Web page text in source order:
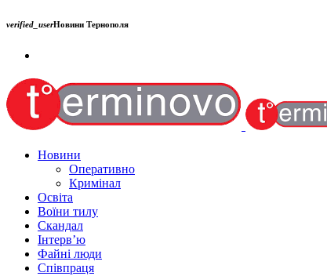
verified_userНовини Тернополя
Новини
Оперативно
Кримінал
Освіта
Воїни тилу
Скандал
Інтерв’ю
Файні люди
Співпраця